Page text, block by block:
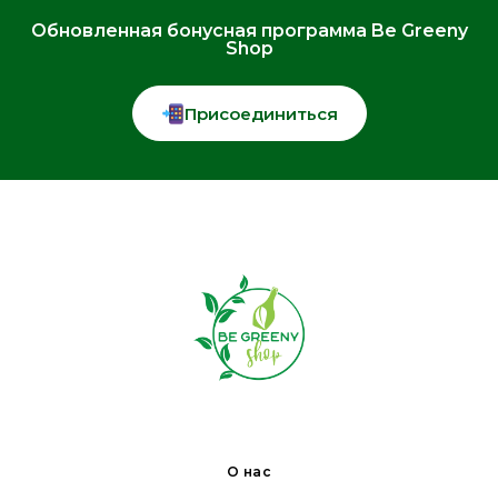
Обновленная бонусная программа Be Greeny
Shop
Присоединиться
О нас